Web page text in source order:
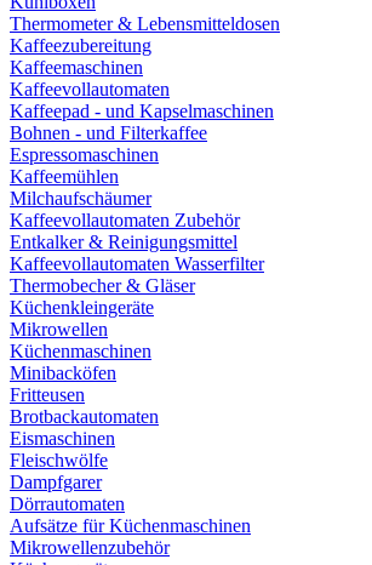
Thermometer & Lebensmitteldosen
Kaffeezubereitung
Kaffeemaschinen
Kaffeevollautomaten
Kaffeepad - und Kapselmaschinen
Bohnen - und Filterkaffee
Espressomaschinen
Kaffeemühlen
Milchaufschäumer
Kaffeevollautomaten Zubehör
Entkalker & Reinigungsmittel
Kaffeevollautomaten Wasserfilter
Thermobecher & Gläser
Küchenkleingeräte
Mikrowellen
Küchenmaschinen
Minibacköfen
Fritteusen
Brotbackautomaten
Eismaschinen
Fleischwölfe
Dampfgarer
Dörrautomaten
Aufsätze für Küchenmaschinen
Mikrowellenzubehör